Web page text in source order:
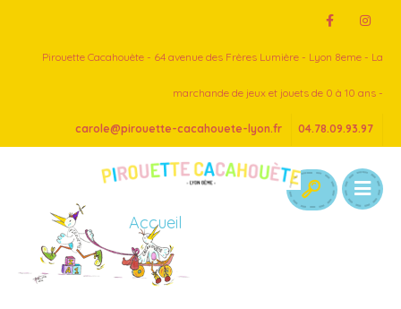
Pirouette Cacahouète - 64 avenue des Frères Lumière - Lyon 8eme - La
marchande de jeux et jouets de 0 à 10 ans -
carole@pirouette-cacahouete-lyon.fr 04.78.09.93.97
Accueil